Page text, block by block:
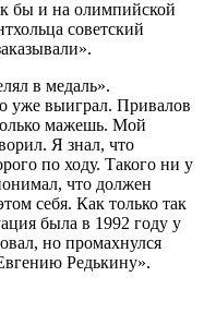
бы и на олимпийской
советский
в медаль».
уже выиграл. Привалов
мажешь. Мой
Я знал, что
по ходу. Такого ни у
что должен
себя. Как только так
была в 1992 году у
но промахнулся
Редькину».